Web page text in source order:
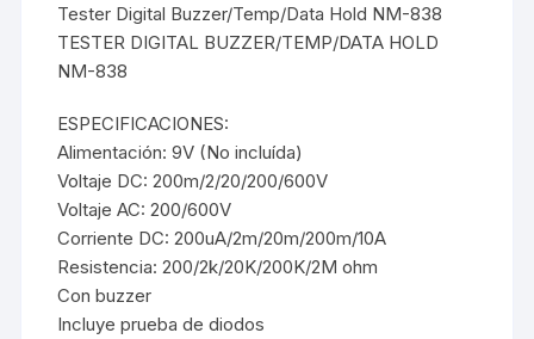
Tester Digital Buzzer/Temp/Data Hold NM-838
TESTER DIGITAL BUZZER/TEMP/DATA HOLD
NM-838
ESPECIFICACIONES:
Alimentación: 9V (No incluída)
Voltaje DC: 200m/2/20/200/600V
Voltaje AC: 200/600V
Corriente DC: 200uA/2m/20m/200m/10A
Resistencia: 200/2k/20K/200K/2M ohm
Con buzzer
Incluye prueba de diodos